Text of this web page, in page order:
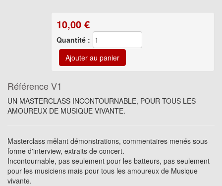
10,00 €
Quantité :
RéférenceV1
UN MASTERCLASS INCONTOURNABLE, POUR TOUS LES
AMOUREUX DE MUSIQUE VIVANTE.
Masterclass mêlant démonstrations, commentaires menés sous
forme d'interview, extraits de concert.
Incontournable, pas seulement pour les batteurs, pas seulement
pour les musiciens mais pour tous les amoureux de Musique
vivante.